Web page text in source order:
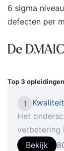
6 sigma
defecten per
De
Top 3 opleidingen
1
Het
verbetering
opleiding.
Bekijk